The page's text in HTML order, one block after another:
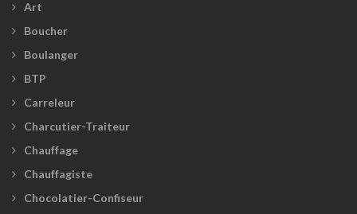
Art
Boucher
Boulanger
BTP
Carreleur
Charcutier-Traiteur
Chauffage
Chauffagiste
Chocolatier-Confiseur